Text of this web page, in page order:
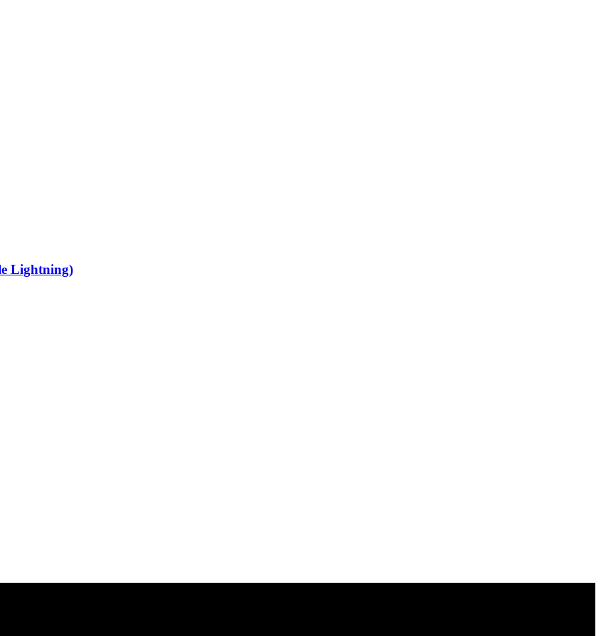
Lightning)